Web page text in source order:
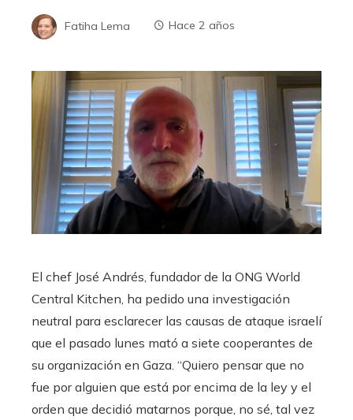
Fatiha Lema Hace 2 años
El chef José Andrés, fundador de la ONG World
Central Kitchen, ha pedido una investigación
neutral para esclarecer las causas de ataque israelí
que el pasado lunes mató a siete cooperantes de
su organización en Gaza. “Quiero pensar que no
fue por alguien que está por encima de la ley y el
orden que decidió matarnos porque, no sé, tal vez